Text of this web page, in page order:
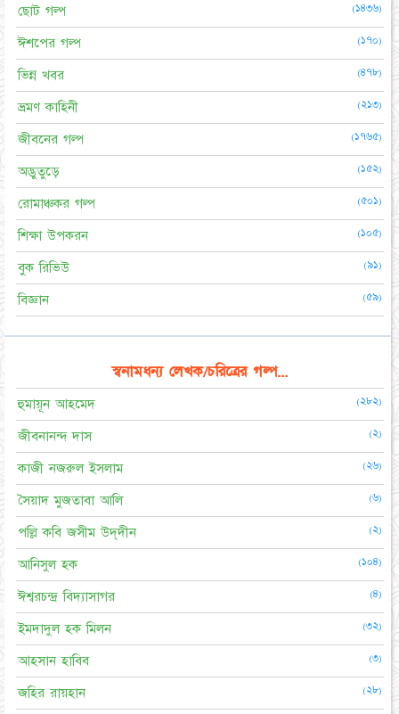
ছোট গল্প (১৪৩৬)
ঈশপের গল্প (১৭০)
ভিন্ন খবর (৪৭৮)
ভ্রমণ কাহিনী (২১৩)
জীবনের গল্প (১৭৬৫)
অদ্ভুতুড়ে (১৫২)
রোমাঞ্চকর গল্প (৫০১)
শিক্ষা উপকরন (১০৫)
বুক রিভিউ (৯১)
বিজ্ঞান (৫৯)
স্বনামধন্য লেখক/চরিত্রের গল্প...
হুমায়ূন আহমেদ (২৮২)
জীবনানন্দ দাস (২)
কাজী নজরুল ইসলাম (২৬)
সৈয়াদ মুজতাবা আলি (৬)
পল্লি কবি জসীম উদ্‌দীন (২)
আনিসুল হক (১০৪)
ঈশ্বরচন্দ্র বিদ্যাসাগর (৪)
ইমদাদুল হক মিলন (৩২)
আহসান হাবিব (৩)
জহির রায়হান (২৮)